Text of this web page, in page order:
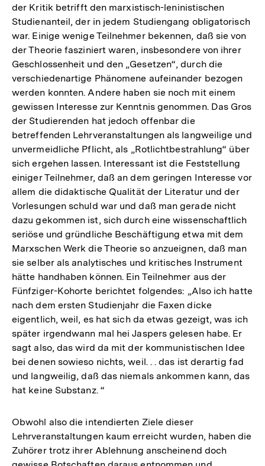
der Kritik betrifft den marxistisch-leninistischen
Studienanteil, der in jedem Studiengang obligatorisch
war. Einige wenige Teilnehmer bekennen, daß sie von
der Theorie fasziniert waren, insbesondere von ihrer
Geschlossenheit und den „Gesetzen“, durch die
verschiedenartige Phänomene aufeinander bezogen
werden konnten. Andere haben sie noch mit einem
gewissen Interesse zur Kenntnis genommen. Das Gros
der Studierenden hat jedoch offenbar die
betreffenden Lehrveranstaltungen als langweilige und
unvermeidliche Pflicht, als „Rotlichtbestrahlung“ über
sich ergehen lassen. Interessant ist die Feststellung
einiger Teilnehmer, daß an dem geringen Interesse vor
allem die didaktische Qualität der Literatur und der
Vorlesungen schuld war und daß man gerade nicht
dazu gekommen ist, sich durch eine wissenschaftlich
seriöse und gründliche Beschäftigung etwa mit dem
Marxschen Werk die Theorie so anzueignen, daß man
sie selber als ana­lytisches und kritisches Instrument
hätte handhaben können. Ein Teilnehmer aus der
Fünfziger-Kohorte berichtet folgendes: „Also ich hatte
nach dem ersten Studienjahr die Faxen dicke
eigentlich, weil, es hat sich da etwas gezeigt, was ich
später irgendwann mal hei Jaspers gelesen habe. Er
sagt also, das wird da mit der kommunistischen Idee
bei denen sowieso nichts, weil. . . das ist derartig fad
und langweilig, daß das niemals ankommen kann, das
hat keine Substanz. “
Obwohl also die intendierten Ziele dieser
Lehrveranstaltungen kaum erreicht wurden, haben die
Zuhörer trotz ihrer Ablehnung anscheinend doch